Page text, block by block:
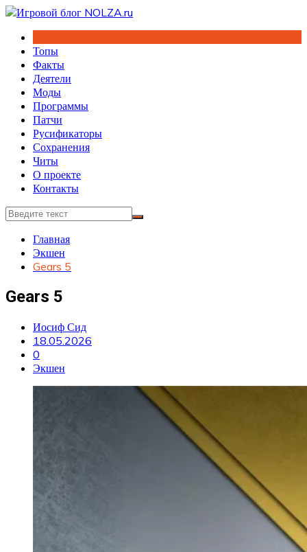
Перейти
содержимому
Топы
Факты
Деятели
Моды
Программы
Патчи
Русификаторы
Сохранения
Читы
О проекте
Контакты
Главная
Экшен
Gears 5
Gears 5
Иосиф Сид
18.05.2026
0
Экшен